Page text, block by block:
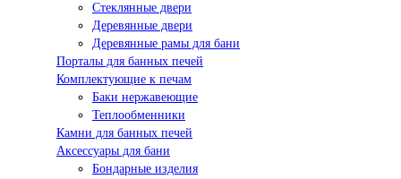
Стеклянные двери
Деревянные двери
Деревянные рамы для бани
Порталы для банных печей
Комплектующие к печам
Баки нержавеющие
Теплообменники
Камни для банных печей
Аксессуары для бани
Бондарные изделия